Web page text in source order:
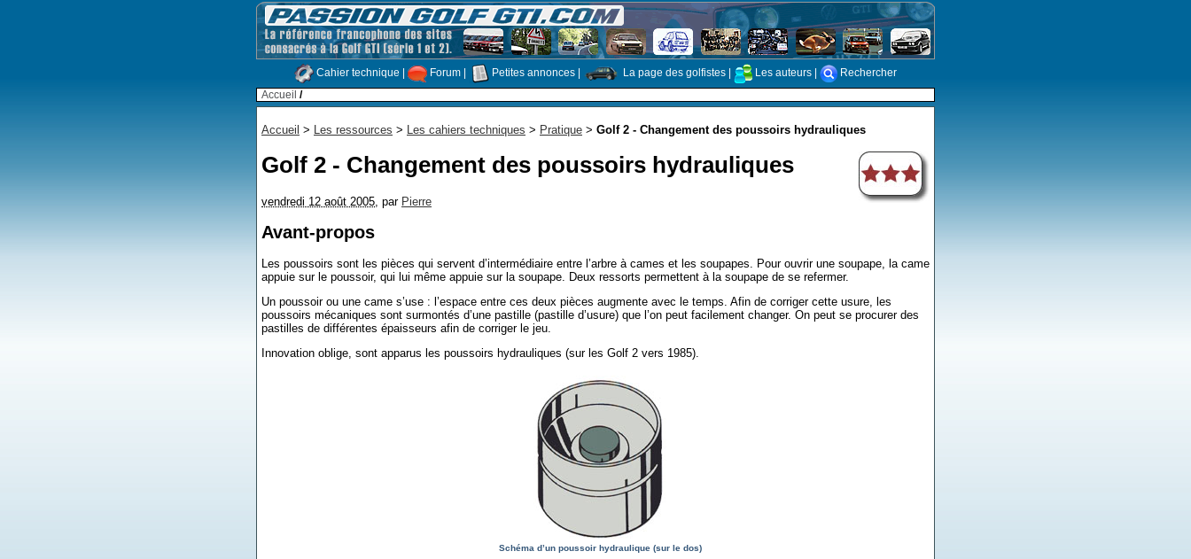
Cahier technique Forum Petites annonces La page des golfistes Les auteurs
Rechercher
Accueil /
Accueil > Les ressources > Les cahiers techniques > Pratique > Golf 2 - Changement des poussoirs hydrauliques
Golf 2 - Changement des poussoirs hydrauliques
vendredi 12 août 2005 par Pierre
Avant-propos
Les poussoirs sont les pièces qui servent d’intermédiaire entre l’arbre à cames et les soupapes. Pour ouvrir une soupape, la came
appuie sur le poussoir, qui lui même appuie sur la soupape. Deux ressorts permettent à la soupape de se refermer.
Un poussoir ou une came s’use : l’espace entre ces deux pièces augmente avec le temps. Afin de corriger cette usure, les
poussoirs mécaniques sont surmontés d’une pastille (pastille d’usure) que l’on peut facilement changer. On peut se procurer des
pastilles de différentes épaisseurs afin de corriger le jeu.
Innovation oblige, sont apparus les poussoirs hydrauliques (sur les Golf 2 vers 1985).
Schéma d’un poussoir hydraulique (sur le dos)